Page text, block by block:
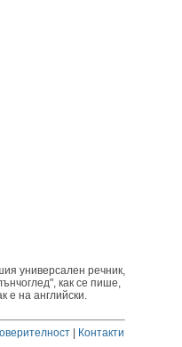
универсален речник,
как се пише,
е на английски.
| Контакти